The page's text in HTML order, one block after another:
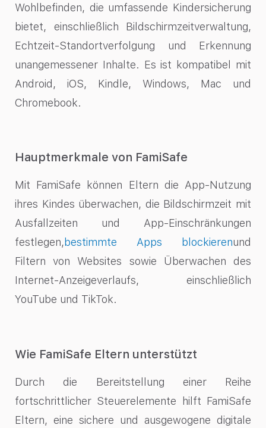
Wohlbefinden, die umfassende Kindersicherung
bietet, einschließlich Bildschirmzeitverwaltung,
Echtzeit-Standortverfolgung und Erkennung
unangemessener Inhalte. Es ist kompatibel mit
Android, iOS, Kindle, Windows, Mac und
Chromebook.
Hauptmerkmale von FamiSafe
Mit FamiSafe können Eltern die App-Nutzung
ihres Kindes überwachen, die Bildschirmzeit mit
Ausfallzeiten und App-Einschränkungen
festlegen,bestimmte Apps blockierenund
Filtern von Websites sowie Überwachen des
Internet-Anzeigeverlaufs, einschließlich
YouTube und TikTok.
Wie FamiSafe Eltern unterstützt
Durch die Bereitstellung einer Reihe
fortschrittlicher Steuerelemente hilft FamiSafe
Eltern, eine sichere und ausgewogene digitale